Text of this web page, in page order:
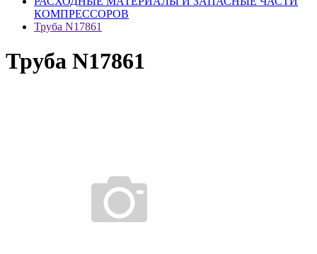
КОМПРЕССОРОВ
Труба N17861
Труба N17861